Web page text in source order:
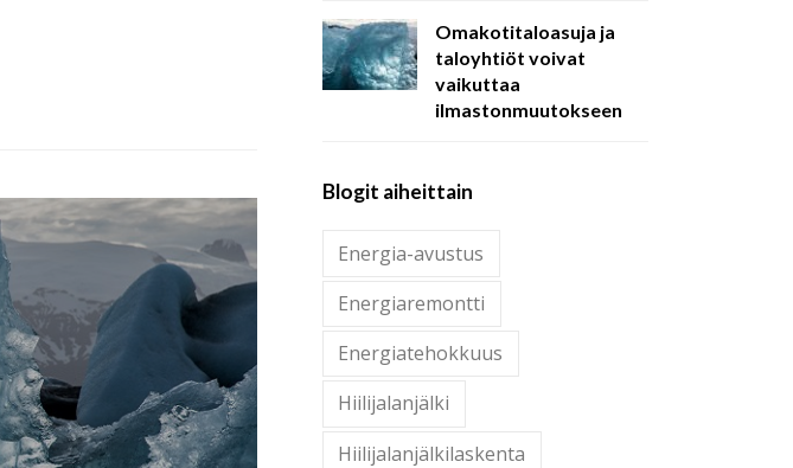
Omakotitaloasuja ja
taloyhtiöt voivat
vaikuttaa
ilmastonmuutokseen
Blogit aiheittain
Energia-avustus
Energiaremontti
Energiatehokkuus
Hiilijalanjälki
Hiilijalanjälkilaskenta